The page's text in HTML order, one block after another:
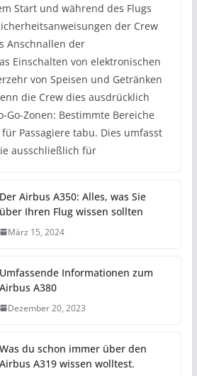
Start und während des Flugs
der Crew
Anschnallen der
Einschalten von elektronischen
von Speisen und Getränken
die Crew dies ausdrücklich
Go-Zonen: Bestimmte Bereiche
Passagiere tabu. Dies umfasst
ausschließlich für
Der Airbus A350: Alles, was Sie
über Ihren Flug wissen sollten
März 15, 2024
Umfassende Informationen zum
Airbus A380
Dezember 20, 2023
Was du schon immer über den
Airbus A319 wissen wolltest.